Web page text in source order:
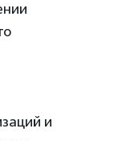
и